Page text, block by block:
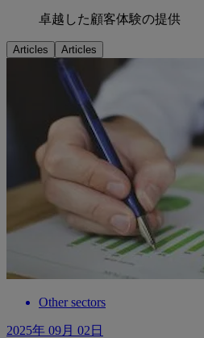
卓越した顧客体験の提供
Articles Articles
Other sectors
2025年 09月 02日